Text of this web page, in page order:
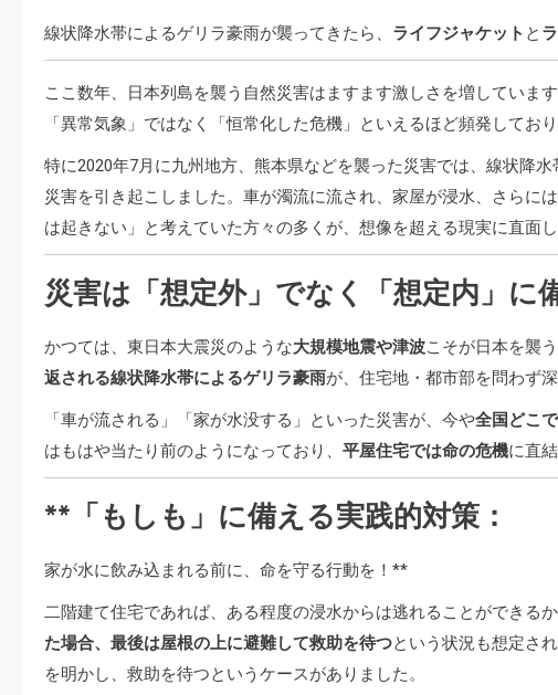
線状降水帯によるゲリラ豪雨が襲ってきたら、 ライフジャケット と
ここ数年、日本列島を襲う自然災害はますます激しさを増しています
「異常気象」ではなく「恒常化した危機」といえるほど頻発してお
特に2020年7月に九州地方、熊本県などを襲った災害では、線状降
災害を引き起こしました。車が濁流に流され、家屋が浸水、さらに
は起きない」と考えていた方々の多くが、想像を超える現実に直面し
災害は「想定外」でなく「想定内」に
かつては、東日本大震災のような大規模地震や津波こそが日本を襲
返される線状降水帯によるゲリラ豪雨が、住宅地・都市部を問わず
「車が流される」「家が水没する」といった災害が、今や全国どこ
はもはや当たり前のようになっており、 平屋住宅では命の危機に直
**「もしも」に備える実践的対策：
家が水に飲み込まれる前に、命を守る行動を！**
二階建て住宅であれば、ある程度の浸水からは逃れることができる
た場合、最後は屋根の上に避難して救助を待つという状況も想定さ
を明かし、救助を待つというケースがありました。